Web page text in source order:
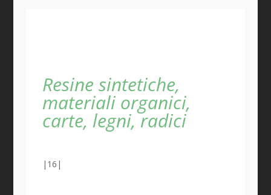
Resine sintetiche,
materiali organici,
carte, legni, radici
|16|